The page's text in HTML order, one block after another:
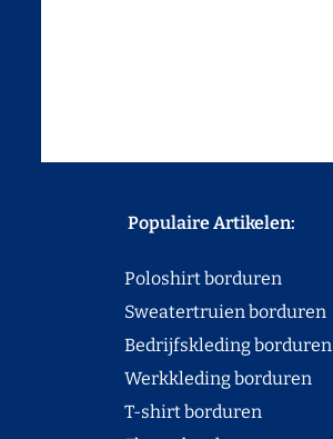
Populaire Artikelen:
Poloshirt borduren
Sweatertruien borduren
Bedrijfskleding borduren
Werkkleding borduren
T-shirt borduren